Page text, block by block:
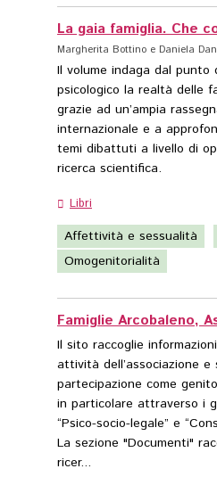
Margherita Bottino e Daniela
Il volume indaga dal punto
psicologico la realtà delle
grazie ad un’ampia
internazionale e a
temi dibattuti a livello di
ricerca scientifica.
Affettività e sessualità
Omogenitorialità
Il sito raccoglie
attività dell’associazione e
partecipazione come
in particolare attraverso i
“Psico-socio-legale” e
La sezione "Documenti"
ricer...